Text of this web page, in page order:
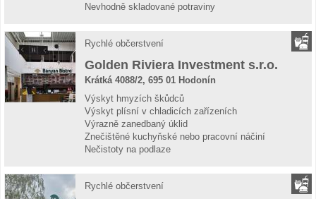
Nevhodně skladované potraviny
Rychlé občerstvení
Golden Riviera Investment s.r.o.
Krátká 4088/2, 695 01 Hodonín
Výskyt hmyzích škůdců
Výskyt plísní v chladicích zařízeních
Výrazně zanedbaný úklid
Znečištěné kuchyňské nebo pracovní náčiní
Nečistoty na podlaze
Rychlé občerstvení